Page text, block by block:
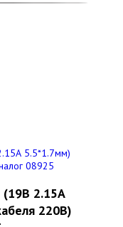
(19В 2.15А
220В)